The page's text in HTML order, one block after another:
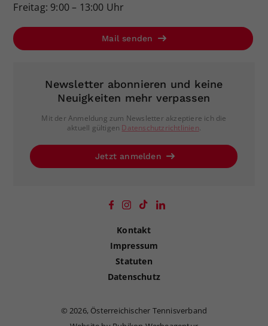
Freitag: 9:00 – 13:00 Uhr
Mail senden
Newsletter abonnieren und keine
Neuigkeiten mehr verpassen
Mit der Anmeldung zum Newsletter akzeptiere ich die
aktuell gültigen Datenschutzrichtlinien.
Jetzt anmelden
Kontakt
Impressum
Statuten
Datenschutz
©2026, Österreichischer Tennisverband